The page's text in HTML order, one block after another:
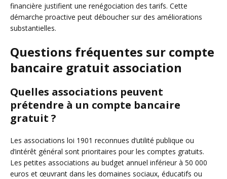
financière justifient une renégociation des tarifs. Cette
démarche proactive peut déboucher sur des améliorations
substantielles.
Questions fréquentes sur compte
bancaire gratuit association
Quelles associations peuvent
prétendre à un compte bancaire
gratuit ?
Les associations loi 1901 reconnues d’utilité publique ou
d’intérêt général sont prioritaires pour les comptes gratuits.
Les petites associations au budget annuel inférieur à 50 000
euros et œuvrant dans les domaines sociaux, éducatifs ou